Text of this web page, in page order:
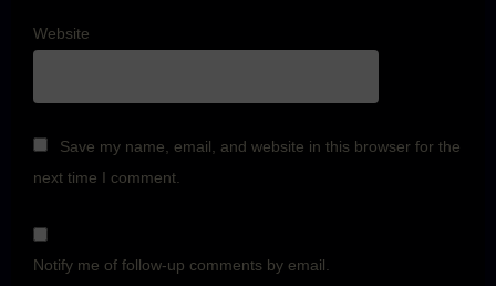
Website
Save my name, email, and website in this browser for the
next time I comment.
Notify me of follow-up comments by email.